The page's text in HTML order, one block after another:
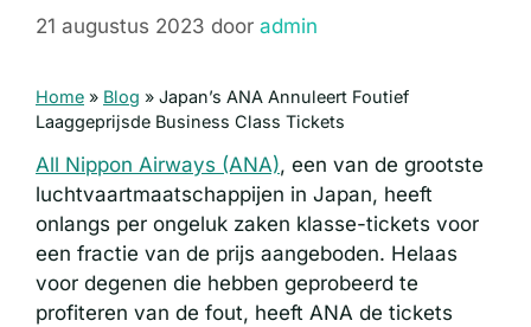
21 augustus 2023 door admin
Home » Blog » Japan’s ANA Annuleert Foutief
Laaggeprijsde Business Class Tickets
All Nippon Airways (ANA), een van de grootste
luchtvaartmaatschappijen in Japan, heeft
onlangs per ongeluk zaken klasse-tickets voor
een fractie van de prijs aangeboden. Helaas
voor degenen die hebben geprobeerd te
profiteren van de fout, heeft ANA de tickets